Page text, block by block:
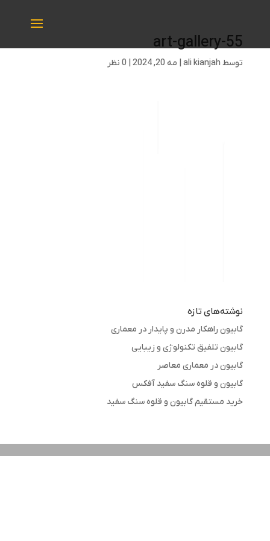
art-gallery-55
توسط ali kianjah
| مه 20, 2024 | 0 نظر
نوشته‌های تازه
گابیون راهکار مدرن و پایدار در معماری
گابیون تلفیق تکنولوژی و زیبایی
گابیون در معماری معاصر
گابیون و قلوه سنگ سفید آفکس
خرید مستقیم گابیون و قلوه سنگ سفید